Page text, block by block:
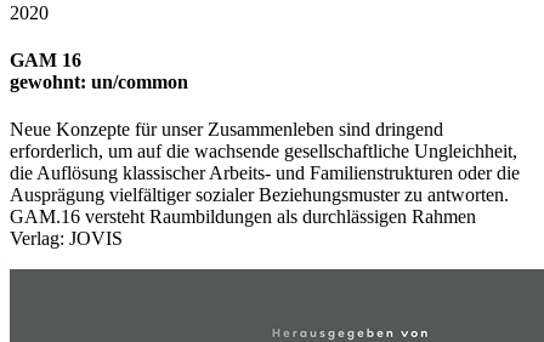
2020
GAM 16
gewohnt: un/common
Neue Konzepte für unser Zusammenleben sind dringend
erforderlich, um auf die wachsende gesellschaftliche Ungleichheit,
die Auflösung klassischer Arbeits- und Familienstrukturen oder die
Ausprägung vielfältiger sozialer Beziehungsmuster zu antworten.
GAM.16 versteht Raumbildungen als durchlässigen Rahmen
Verlag: JOVIS